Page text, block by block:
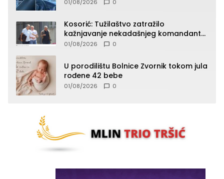
01/08/2026 0
Kosorić: Tužilaštvo zatražilo
kažnjavanje nekadašnjeg komandanta
Vlaseničke brigade
01/08/2026 0
U porodilištu Bolnice Zvornik tokom jula
rođene 42 bebe
01/08/2026 0